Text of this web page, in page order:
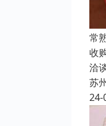
常
收
洽
苏
24-